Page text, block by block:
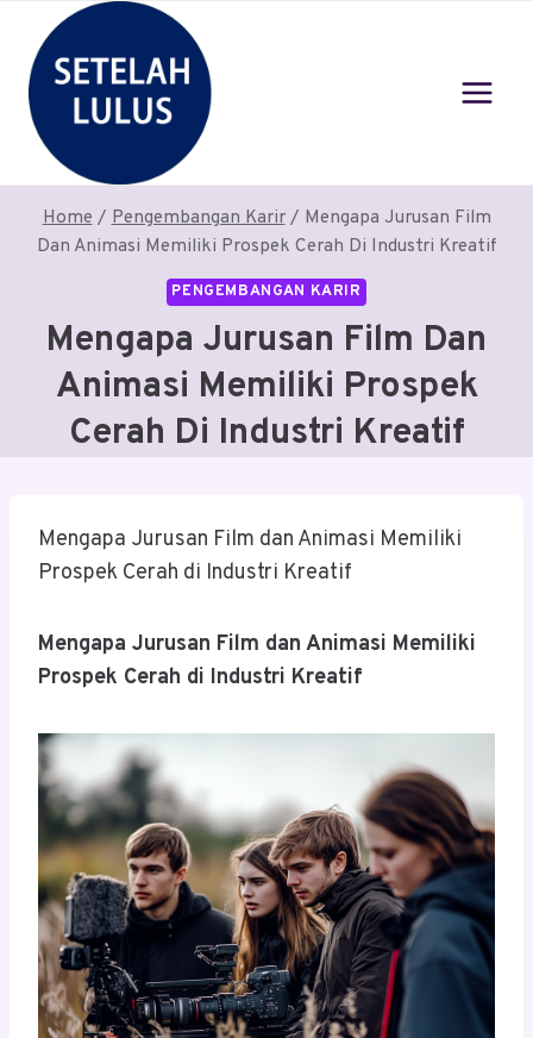
content
Home / Pengembangan Karir / Mengapa Jurusan Film
Dan Animasi Memiliki Prospek Cerah Di Industri Kreatif
PENGEMBANGAN KARIR
Mengapa Jurusan Film Dan
Animasi Memiliki Prospek
Cerah Di Industri Kreatif
Mengapa Jurusan Film dan Animasi Memiliki
Prospek Cerah di Industri Kreatif
Mengapa Jurusan Film dan Animasi Memiliki
Prospek Cerah di Industri Kreatif